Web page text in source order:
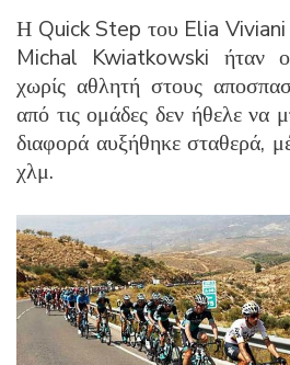
Η Quick Step του Elia Viviani
Michal Kwiatkowski ήταν
χωρίς αθλητή στους
από τις ομάδες δεν ήθελε να
διαφορά αυξήθηκε σταθερά,
χλμ.